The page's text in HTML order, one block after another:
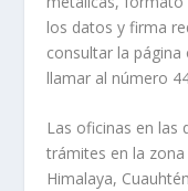
los datos y firma
consultar la
llamar al número
Las oficinas en las
trámites en la
Himalaya,